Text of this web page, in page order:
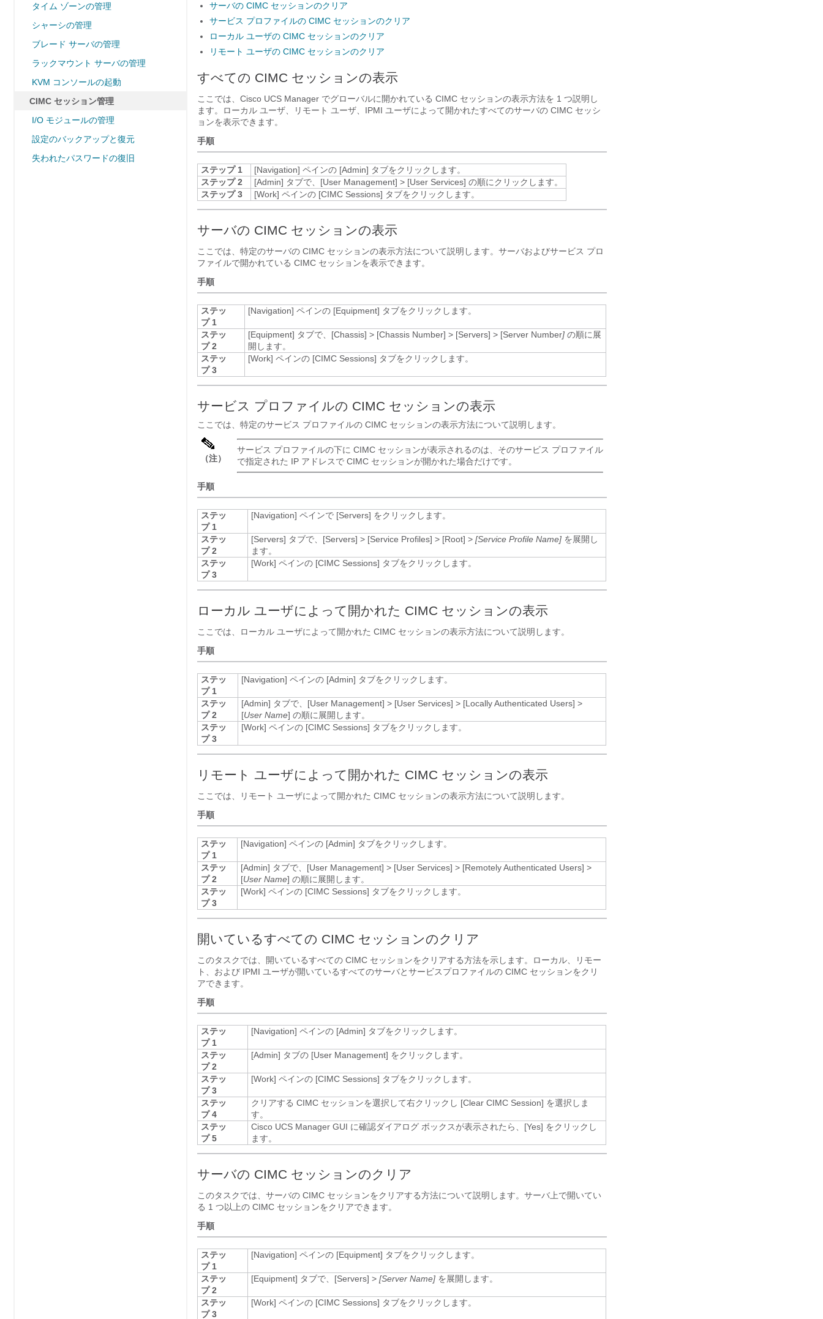
タイム ゾーンの管理
シャーシの管理
ブレード サーバの管理
ラックマウント サーバの管理
KVM コンソールの起動
CIMC セッション管理
I/O モジュールの管理
設定のバックアップと復元
失われたパスワードの復旧
サーバの CIMC セッションのクリア
サービス プロファイルの CIMC セッションのクリア
ローカル ユーザの CIMC セッションのクリア
リモート ユーザの CIMC セッションのクリア
すべての CIMC セッションの表示
ここでは、 Cisco UCS Manager でグローバルに開かれている CIMC セッションの表示方法を 1 つ説明し
ます。ローカル ユーザ、リモート ユーザ、IPMI ユーザによって開かれたすべてのサーバの CIMC セッシ
ョンを表示できます。
手順
ステップ 1 [Navigation] ペインの [Admin] タブをクリックします。
ステップ 2
[Admin] タブで、 [User Management] > [User Services] の順にクリックします。
ステップ 3
[Work] ペインの [CIMC Sessions] タブをクリックします。
サーバの CIMC セッションの表示
ここでは、特定のサーバの CIMC セッションの表示方法について説明します。サーバおよびサービス プロ
ファイルで開かれている CIMC セッションを表示できます。
手順
ステッ
プ 1
[Navigation] ペインの [Equipment] タブをクリックします。
ステッ
プ 2
[Equipment] タブで、 [Chassis] > [Chassis Number] > [Servers] > [Server Number] の順に展
開します。
ステッ
プ 3
[Work] ペインの [CIMC Sessions] タブをクリックします。
サービス プロファイルの CIMC セッションの表示
ここでは、特定のサービス プロファイルの CIMC セッションの表示方法について説明します。
（注）
サービス プロファイルの下に CIMC セッションが表示されるのは、そのサービス プロファイル
で指定された IP アドレスで CIMC セッションが開かれた場合だけです。
手順
ステッ
プ 1
[Navigation] ペインで [Servers] をクリックします。
ステッ
プ 2
[Servers] タブで、 [Servers] > [Service Profiles] > [Root] > [Service Profile Name] を展開し
ます。
ステッ
プ 3
[Work] ペインの [CIMC Sessions] タブをクリックします。
ローカル ユーザによって開かれた CIMC セッションの表示
ここでは、ローカル ユーザによって開かれた CIMC セッションの表示方法について説明します。
手順
ステッ
プ 1
[Navigation] ペインの [Admin] タブをクリックします。
ステッ
プ 2
[Admin] タブで、 [User Management] > [User Services] > [Locally Authenticated Users] >
[User Name] の順に展開します。
ステッ
プ 3
[Work] ペインの [CIMC Sessions] タブをクリックします。
リモート ユーザによって開かれた CIMC セッションの表示
ここでは、リモート ユーザによって開かれた CIMC セッションの表示方法について説明します。
手順
ステッ
プ 1
[Navigation] ペインの [Admin] タブをクリックします。
ステッ
プ 2
[Admin] タブで、 [User Management] > [User Services] > [Remotely Authenticated Users] >
[User Name] の順に展開します。
ステッ
プ 3
[Work] ペインの [CIMC Sessions] タブをクリックします。
開いているすべての CIMC セッションのクリア
このタスクでは、開いているすべての CIMC セッションをクリアする方法を示します。ローカル、リモー
ト、および IPMI ユーザが開いているすべてのサーバとサービスプロファイルの CIMC セッションをクリ
アできます。
手順
ステッ
プ 1
[Navigation] ペインの [Admin] タブをクリックします。
ステッ
プ 2
[Admin] タブの [User Management] をクリックします。
ステッ
プ 3
[Work] ペインの [CIMC Sessions] タブをクリックします。
ステッ
プ 4
クリアする CIMC セッションを選択して右クリックし [Clear CIMC Session] を選択しま
す。
ステッ
プ 5
Cisco UCS Manager GUI に確認ダイアログ ボックスが表示されたら、[Yes] をクリックし
ます。
サーバの CIMC セッションのクリア
このタスクでは、サーバの CIMC セッションをクリアする方法について説明します。サーバ上で開いてい
る 1 つ以上の CIMC セッションをクリアできます。
手順
ステッ
プ 1
[Navigation] ペインの [Equipment] タブをクリックします。
ステッ
プ 2
[Equipment] タブで、 [Servers] > [Server Name] を展開します。
ステッ
プ 3
[Work] ペインの [CIMC Sessions] タブをクリックします。